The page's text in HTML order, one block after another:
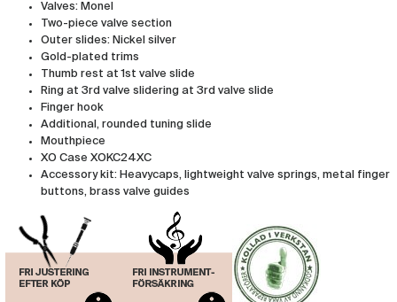
Valves: Monel
Two-piece valve section
Outer slides: Nickel silver
Gold-plated trims
Thumb rest at 1st valve slide
Ring at 3rd valve slidering at 3rd valve slide
Finger hook
Additional, rounded tuning slide
Mouthpiece
XO Case XOKC24XC
Accessory kit: Heavycaps, lightweight valve springs, metal finger
buttons, brass valve guides